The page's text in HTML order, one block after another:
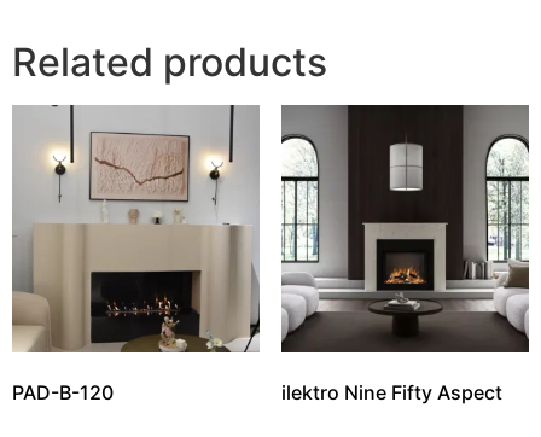
Related products
PAD-B-120 ilektro Nine Fifty Aspect